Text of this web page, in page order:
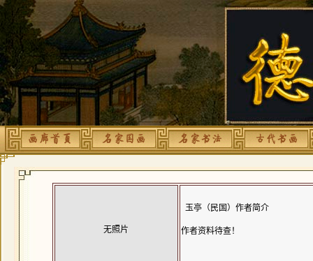
无照片
玉亭（民国）作者简介
作者资料待查！